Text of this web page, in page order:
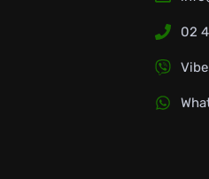
02